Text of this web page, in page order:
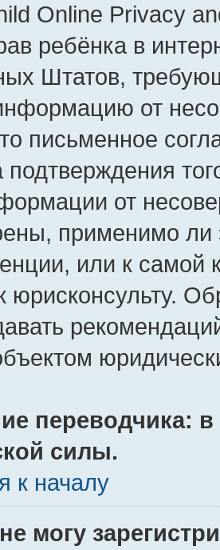
Online Privacy
ребёнка в
Штатов,
от
письменное
подтверждения
от
применимо ли
или к самой
переводчика:
силы.
к началу
могу